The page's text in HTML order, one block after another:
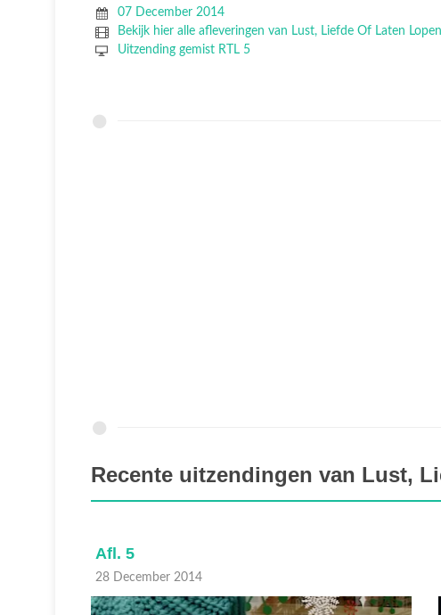
07 December 2014
Bekijk hier alle afleveringen van Lust, Liefde Of Laten
Uitzending gemist RTL 5
Recente uitzendingen van Lust,
Afl. 5
28 December 2014